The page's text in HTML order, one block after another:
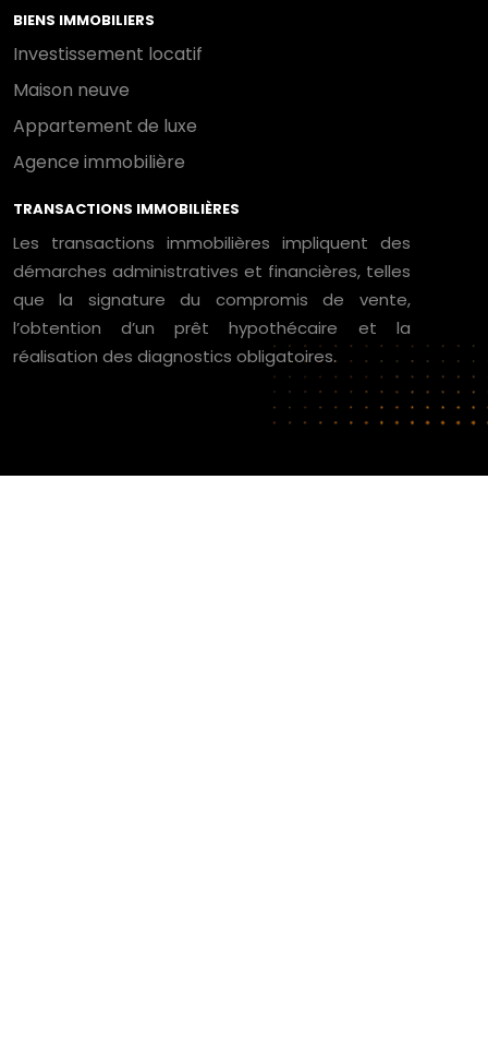
BIENS IMMOBILIERS
Investissement locatif
Maison neuve
Appartement de luxe
Agence immobilière
TRANSACTIONS IMMOBILIÈRES
Les transactions immobilières impliquent des
démarches administratives et financières, telles
que la signature du compromis de vente,
l’obtention d’un prêt hypothécaire et la
réalisation des diagnostics obligatoires.